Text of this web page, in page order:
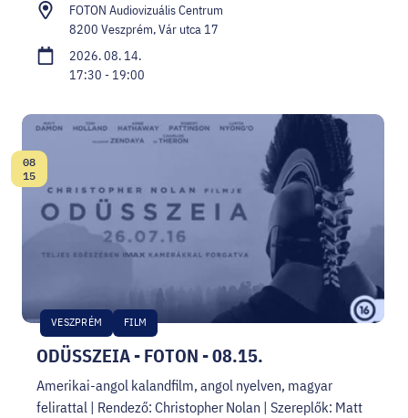
FOTON Audiovizuális Centrum
8200 Veszprém, Vár utca 17
2026. 08. 14.
17:30 - 19:00
ODÜSSZEIA - FOTON - 08.15.
VESZPRÉM FILM
Dátum:
08
15
Amerikai-angol kalandfilm, angol nyelven, magyar
felirattal | Rendező: Christopher Nolan | Szereplők: Matt